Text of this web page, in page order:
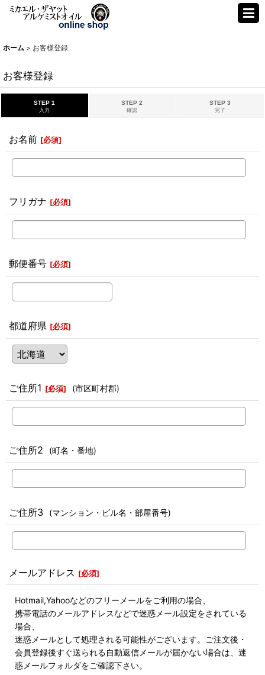
ホーム > お客様登録
お客様登録
STEP 1
入力
STEP 2
確認
STEP 3
完了
お名前 [必須]
フリガナ [必須]
郵便番号 [必須]
都道府県 [必須]
ご住所1 [必須] (市区町村郡)
ご住所2 (町名・番地)
ご住所3 (マンション・ビル名・部屋番号)
メールアドレス [必須]
Hotmail,Yahooなどのフリーメールをご利用の場合、
携帯電話のメールアドレスなどで迷惑メール設定をされている
場合、
迷惑メールとして処理される可能性がございます。ご注文後・
会員登録後すぐ送られる自動返信メールが届かない場合は、迷
惑メールフォルダをご確認下さい。